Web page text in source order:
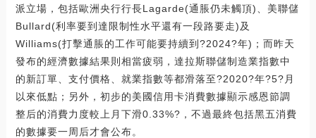
派立場，包括歐洲央行行長Lagarde(通脹仍未觸頂)、美聯儲
Bullard(利率要到達限制性水平還有一段路要走)及
Williams(打擊通脹的工作可能要持續到?2024?年)；而昨天
發布的經濟數據結果則相當疲弱，達拉斯聯儲制造業指數中
的新訂單、支付價格、就業指數等都滑落至?2020?年?5?月
以來低點；另外，初步的美國信用卡消費數據顯示感恩節調
整后的消費力度較上月下滑0.33%?，不過最終包括黑五消費
的數據要一周后才會公布。